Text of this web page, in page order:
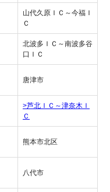
山代久原ＩＣ～今福Ｉ
Ｃ
北波多ＩＣ～南波多谷
口ＩＣ
唐津市
>芦北ＩＣ～津奈木Ｉ
Ｃ
熊本市北区
八代市